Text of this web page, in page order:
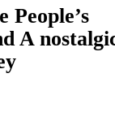
People’s
A